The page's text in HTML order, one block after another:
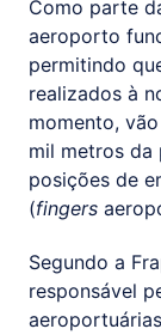
Como parte
aeroporto
permitindo
realizados à
momento,
mil metros da
posições de
(fingers
Segundo a
responsável